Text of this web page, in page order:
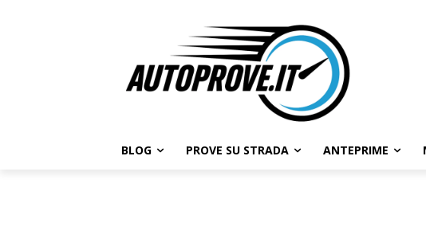
BLOG PROVE SU STRADA ANTEPRIME